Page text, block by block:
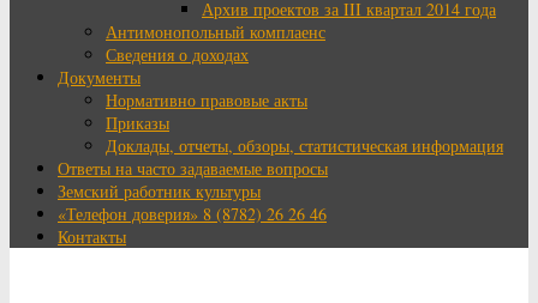
Архив проектов за III квартал 2014 года
Антимонопольный комплаенс
Сведения о доходах
Документы
Нормативно правовые акты
Приказы
Доклады, отчеты, обзоры, статистическая информация
Ответы на часто задаваемые вопросы
Земский работник культуры
«Телефон доверия» 8 (8782) 26 26 46
Контакты